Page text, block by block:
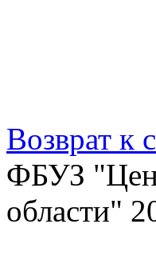
Возврат к
ФБУЗ
области"